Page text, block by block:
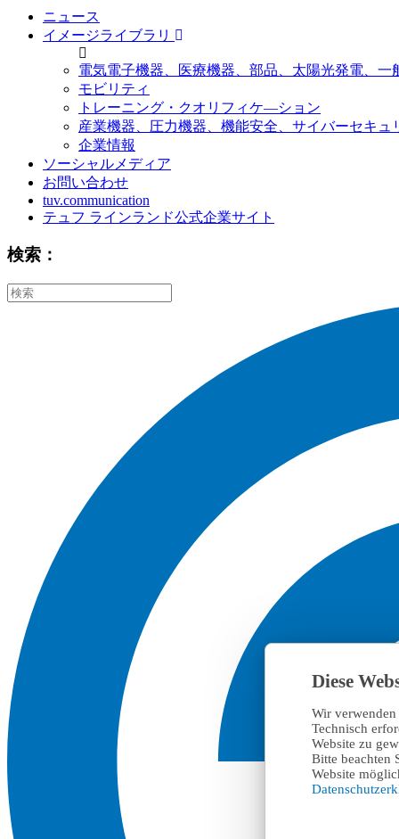
Diese
Wir
Technisch
Website zu
Bitte beachten
Website
ニュース
イメージライブラリ
電気電子機器、医療機器、部品、太陽光発電、一
モビリティ
トレーニング・クオリフィケ―ション
産業機器、圧力機器、機能安全、サイバーセキュ
企業情報
ソーシャルメディア
お問い合わせ
tuv.communication
テュフ ラインランド公式企業サイト
検索：